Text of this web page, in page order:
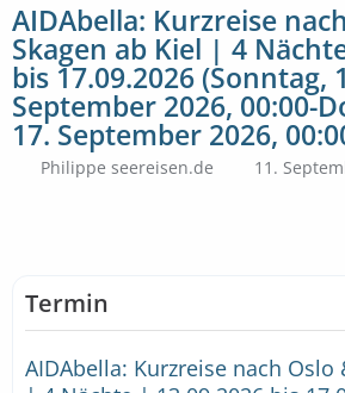
AIDAbella: Kurzreise
Skagen ab Kiel | 4
bis 17.09.2026 (Sonntag,
September 2026, 00:00-
17. September 2026,
Philippe seereisen.de 11.
Termin
AIDAbella: Kurzreise nach Oslo